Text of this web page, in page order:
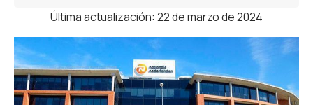
Última actualización: 22 de marzo de 2024